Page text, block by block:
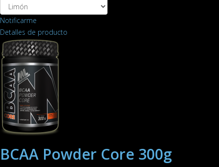
Notificarme
Detalles de producto
BCAA Powder Core 300g